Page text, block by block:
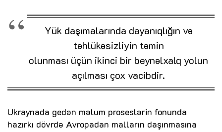
Yük daşımalarında dayanıqlığın və
təhlükəsizliyin təmin
olunması üçün ikinci bir beynəlxalq yolun
açılması çox vacibdir.
Ukraynada gedən məlum proseslərin fonunda
hazırkı dövrdə Avropadan malların daşınmasına